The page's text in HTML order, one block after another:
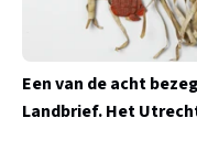
Een van de acht
Landbrief.Het